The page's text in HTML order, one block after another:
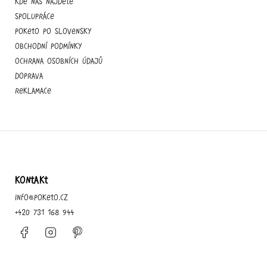
Spolupráce
Poketo po slovensky
Obchodní podmínky
Ochrana osobních údajů
Doprava
Reklamace
KONTAKT
info@poketo.cz
+420 731 168 944
Facebook Instagram